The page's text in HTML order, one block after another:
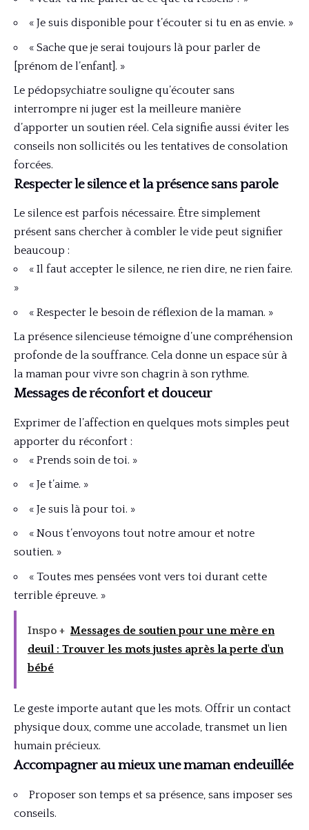
« Je suis disponible pour t’écouter si tu en as envie. »
« Sache que je serai toujours là pour parler de
[prénom de l’enfant]. »
Le pédopsychiatre souligne qu’écouter sans
interrompre ni juger est la meilleure manière
d’apporter un soutien réel. Cela signifie aussi éviter les
conseils non sollicités ou les tentatives de consolation
forcées.
Respecter le silence et la présence sans parole
Le silence est parfois nécessaire. Être simplement
présent sans chercher à combler le vide peut signifier
beaucoup :
« Il faut accepter le silence, ne rien dire, ne rien faire.
»
« Respecter le besoin de réflexion de la maman. »
La présence silencieuse témoigne d’une compréhension
profonde de la souffrance. Cela donne un espace sûr à
la maman pour vivre son chagrin à son rythme.
Messages de réconfort et douceur
Exprimer de l’affection en quelques mots simples peut
apporter du réconfort :
« Prends soin de toi. »
« Je t’aime. »
« Je suis là pour toi. »
« Nous t’envoyons tout notre amour et notre
soutien. »
« Toutes mes pensées vont vers toi durant cette
terrible épreuve. »
Inspo + Messages de soutien pour une mère en
deuil : Trouver les mots justes après la perte d'un
bébé
Le geste importe autant que les mots. Offrir un contact
physique doux, comme une accolade, transmet un lien
humain précieux.
Accompagner au mieux une maman endeuillée
Proposer son temps et sa présence, sans imposer ses
conseils.